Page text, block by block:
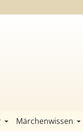
Märchenwissen